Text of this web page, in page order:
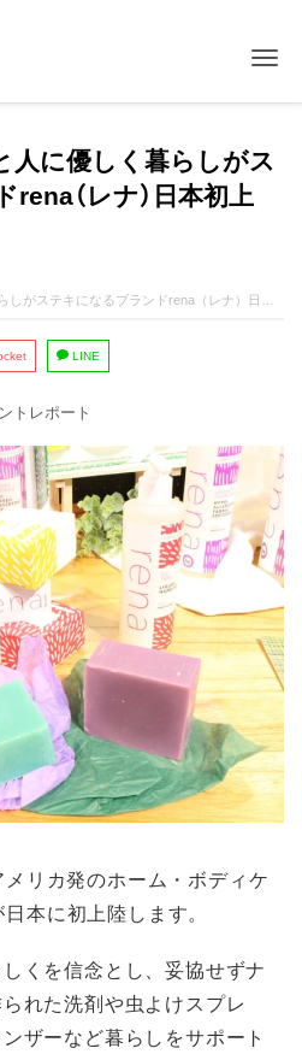
人に優しく暮らしがス
（レナ）日本初上
テキになるブランドrena（レナ）日本初上陸！
LINE
トレポート
メリカ発のホーム・ボディケ
本に初上陸します。
くを信念とし、妥協せずナ
れた洗剤や虫よけスプレ
ザーなど暮らしをサポート